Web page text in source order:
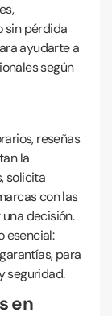
sin pérdida
ayudarte a
según
reseñas
la
solicita
con las
decisión.
esencial:
para
seguridad.
en